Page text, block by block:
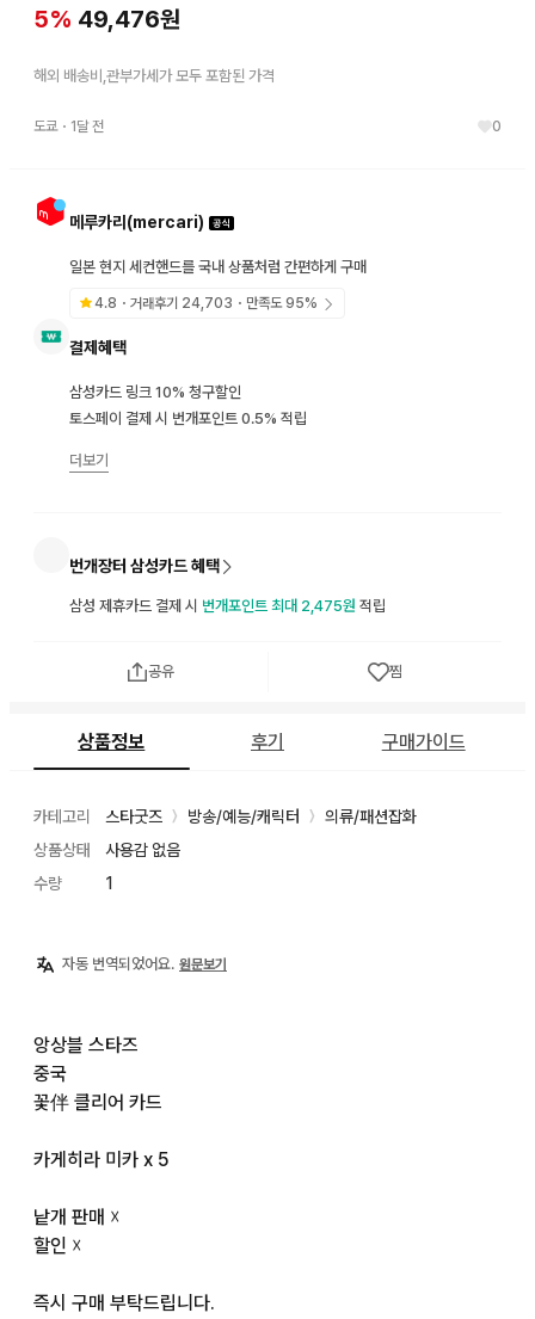
5% 49,476원
해외 배송비,관부가세가 모두 포함된 가격
도쿄・ 1달 전 0
메루카리(mercari)
일본 현지 세컨핸드를 국내 상품처럼 간편하게 구매
4.8 ・거래후기 24,703 ・만족도95%
결제혜택
삼성카드 링크 10% 청구할인
토스페이 결제 시 번개포인트 0.5% 적립
더보기
번개장터 삼성카드 혜택
삼성 제휴카드 결제 시 번개포인트 최대 2,475원 적립
공유 찜
상품정보 후기 구매가이드
카테고리 스타굿즈 〉 방송/예능/캐릭터 〉
의류/패션잡화
상품상태
사용감 없음
수량
1
자동 번역되었어요. 원문보기
앙상블 스타즈
중국
꽃伴 클리어 카드
카게히라 미카 x 5
낱개 판매 ☓
할인 ☓
즉시 구매 부탁드립니다.